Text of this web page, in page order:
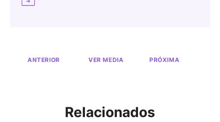
ANTERIOR VER MEDIA PRÓXIMA
Relacionados